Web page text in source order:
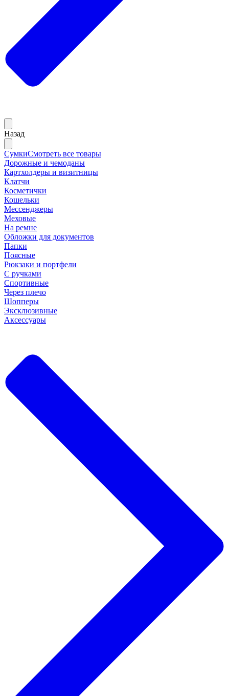
Назад
СумкиСмотреть все товары
Дорожные и чемоданы
Картхолдеры и визитницы
Клатчи
Косметички
Кошельки
Мессенджеры
Меховые
На ремне
Обложки для документов
Папки
Поясные
Рюкзаки и портфели
С ручками
Спортивные
Через плечо
Шопперы
Эксклюзивные
Аксессуары